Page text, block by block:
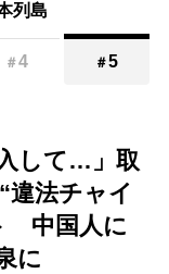
列島
＃4 ＃5
して…」取
違法チャイ
中国人に
に